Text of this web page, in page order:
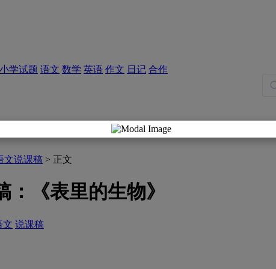
小学试题 语文 数学 英语 作文 日记 合作
文说课稿 > 正文
《表里的生物》
文 说课稿